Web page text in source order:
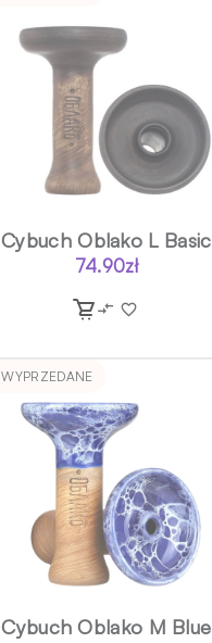
Cybuch Oblako L Basic
74.90zł
WYPRZEDANE
Cybuch Oblako M Blue